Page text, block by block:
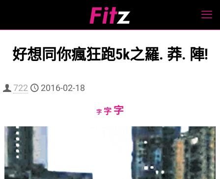
好想同你瘋狂跑5k之羅. 莽. 陣!
722 2016-02-18
字Decrease
字Reset
字Increase
size.